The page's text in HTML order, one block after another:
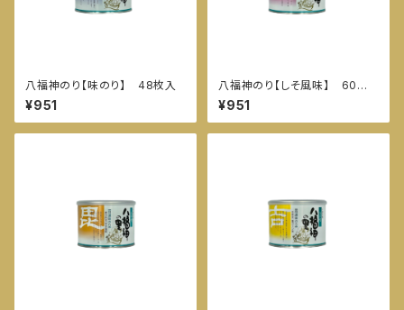
八福神のり【味のり】 48枚入
¥951
八福神のり【しそ風味】 60枚
入
¥951